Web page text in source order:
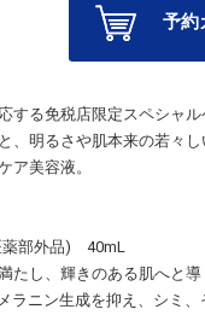
予約
する免税店限定スペシャル
、明るさや肌本来の若々
ア美容液。
薬部外品) 40mL
たし、輝きのある肌へと
ラニン生成を抑え、シミ